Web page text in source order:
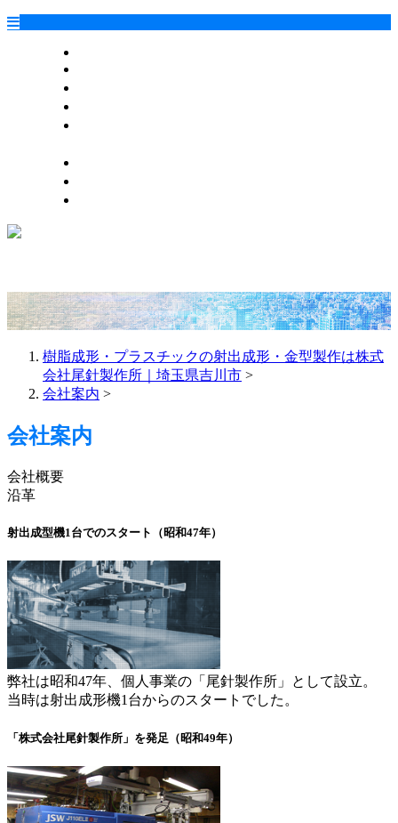
樹脂成形・プラスチックの射出成形・金型製作は株式
会社尾針製作所｜埼玉県吉川市 >
会社案内 >
会社案内
会社概要
沿革
射出成型機1台でのスタート（昭和47年）
弊社は昭和47年、個人事業の「尾針製作所」として設立。
当時は射出成形機1台からのスタートでした。
「株式会社尾針製作所」を発足（昭和49年）